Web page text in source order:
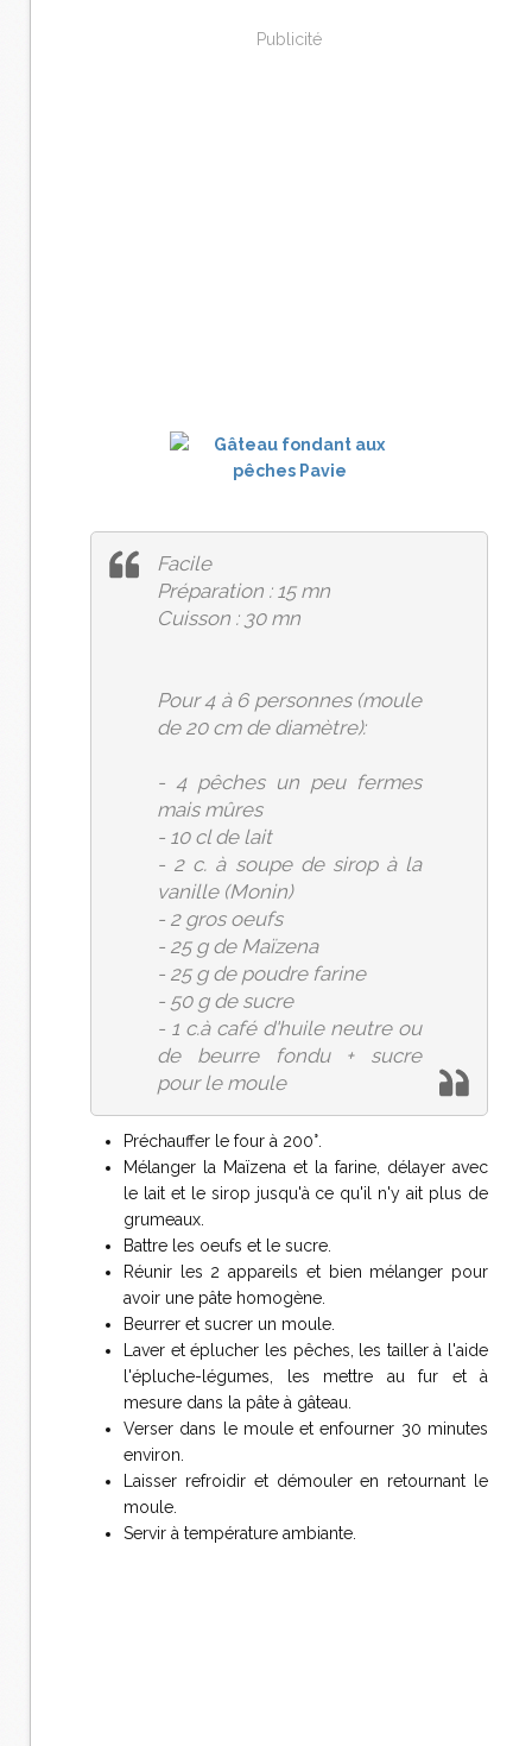
Publicité
Facile
Préparation : 15 mn
Cuisson : 30 mn
Pour 4 à 6 personnes (moule
de 20 cm de diamètre):
- 4 pêches un peu fermes
mais mûres
- 10 cl de lait
- 2 c. à soupe de sirop à la
vanille (Monin)
- 2 gros oeufs
- 25 g de Maïzena
- 25 g de poudre farine
- 50 g de sucre
- 1 c.à café d'huile neutre ou
de beurre fondu + sucre
pour le moule
Préchauffer le four à 200°.
Mélanger la Maïzena et la farine, délayer avec
le lait et le sirop jusqu'à ce qu'il n'y ait plus de
grumeaux.
Battre les oeufs et le sucre.
Réunir les 2 appareils et bien mélanger pour
avoir une pâte homogène.
Beurrer et sucrer un moule.
Laver et éplucher les pêches, les tailler à l'aide
l'épluche-légumes, les mettre au fur et à
mesure dans la pâte à gâteau.
Verser dans le moule et enfourner 30 minutes
environ.
Laisser refroidir et démouler en retournant le
moule.
Servir à température ambiante.